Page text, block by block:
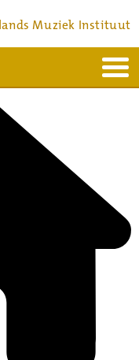
Muziek Instituut